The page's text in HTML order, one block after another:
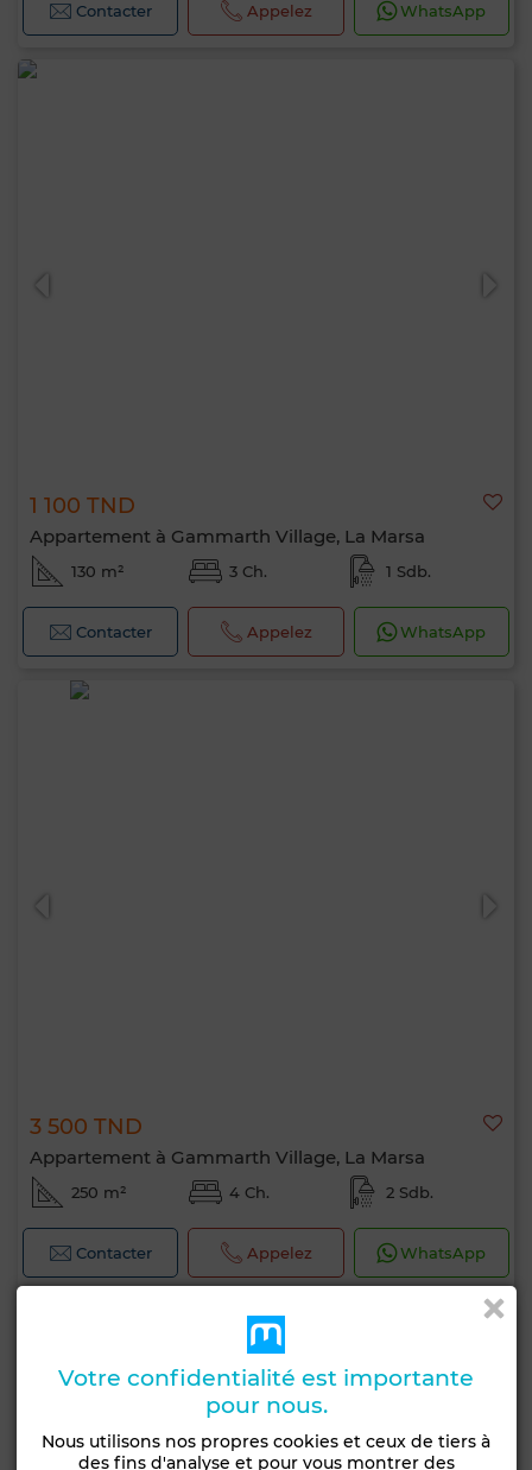
Contacter Appelez WhatsApp
1 100 TND
Appartement à Gammarth Village, La Marsa
130 m² 3 Ch. 1 Sdb.
Contacter Appelez WhatsApp
3 500 TND
Appartement à Gammarth Village, La Marsa
250 m² 4 Ch. 2 Sdb.
Contacter Appelez WhatsApp
Votre confidentialité est importante
pour nous.
Nous utilisons nos propres cookies et ceux de tiers à
des fins d'analyse et pour vous montrer des